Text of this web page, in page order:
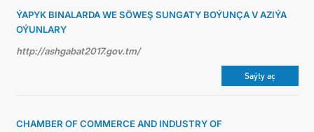
ÝAPYK BINALARDA WE SÖWEŞ SUNGATY BOÝUNÇA V AZIÝA
OÝUNLARY
http://ashgabat2017.gov.tm/
Saýty aç
CHAMBER OF COMMERCE AND INDUSTRY OF